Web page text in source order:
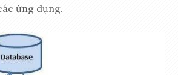
ứng dụng.